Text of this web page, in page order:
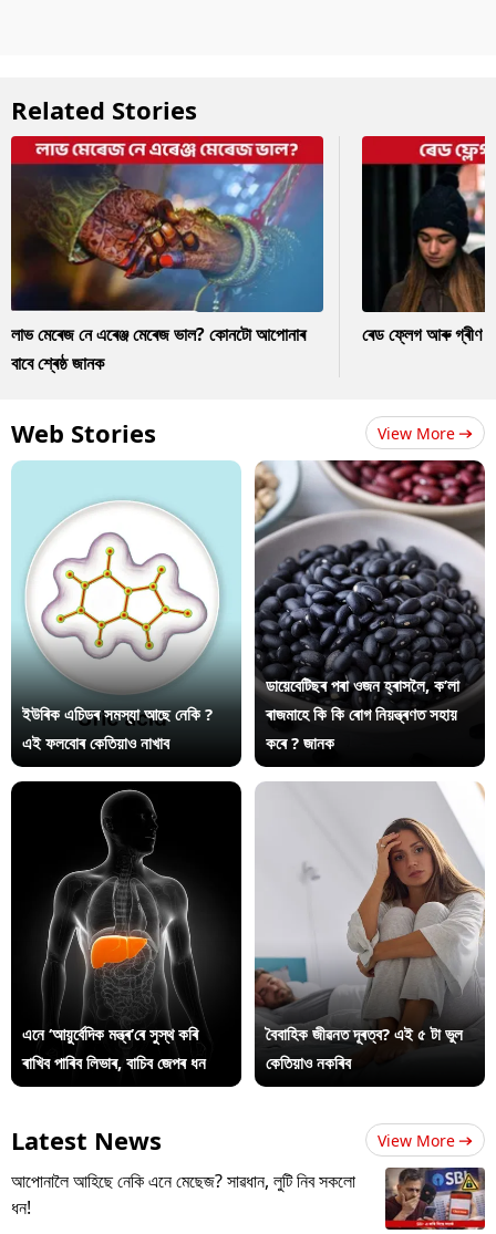
Related Stories
লাভ মেৰেজ নে এৰেঞ্জ মেৰেজ ভাল? কোনটো আপোনাৰ
বাবে শ্ৰেষ্ঠ জানক
ৰেড ফ্লেগ আৰু গ্ৰীণ
Web Stories View More
ইউৰিক এচিডৰ সমস্যা আছে নেকি ?
এই ফলবোৰ কেতিয়াও নাখাব
ডায়েবেটিছৰ পৰা ওজন হ্ৰাসলৈ, ক’লা
ৰাজমাহে কি কি ৰোগ নিয়ন্ত্ৰণত সহায়
কৰে ? জানক
এনে ‘আয়ুৰ্বেদিক মন্ত্ৰ’ৰে সুস্থ কৰি
ৰাখিব পাৰিব লিভাৰ, বাচিব জেপৰ ধন
বৈবাহিক জীৱনত দূৰত্ব? এই ৫ টা ভুল
কেতিয়াও নকৰিব
Latest News View More
আপোনালৈ আহিছে নেকি এনে মেছেজ? সাৱধান, লুটি নিব সকলো
ধন!